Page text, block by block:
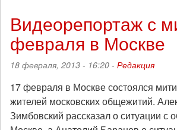
Мосшелка
появился
новый
подозреваемый:
нужна
помощь
Видеорепортаж с
февраля в Москве
18 февраля, 2013 - 16:20 - Редакция
17 февраля в Москве состоялся
жителей московских общежитий.
Зимбовский рассказал о ситуации с